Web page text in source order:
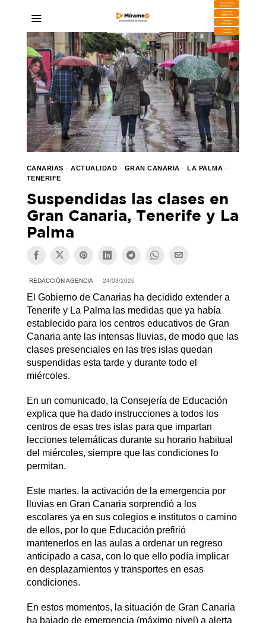
DESCARGA
MIRAPLAY
Buzón de
Sugerencias
Contratar
Publicidad
Contacto
Comercial
CANARIAS · ACTUALIDAD · GRAN CANARIA · LA PALMA ·
TENERIFE
Suspendidas las clases en
Gran Canaria, Tenerife y La
Palma
REDACCIÓN AGENCIA 24/03/2026
El Gobierno de Canarias ha decidido extender a
Tenerife y La Palma las medidas que ya había
establecido para los centros educativos de Gran
Canaria ante las intensas lluvias, de modo que las
clases presenciales en las tres islas quedan
suspendidas esta tarde y durante todo el
miércoles.
En un comunicado, la Consejería de Educación
explica que ha dado instrucciones a todos los
centros de esas tres islas para que impartan
lecciones telemáticas durante su horario habitual
del miércoles, siempre que las condiciones lo
permitan.
Este martes, la activación de la emergencia por
lluvias en Gran Canaria sorprendió a los
escolares ya en sus colegios e institutos o camino
de ellos, por lo que Educación prefirió
mantenerlos en las aulas a ordenar un regreso
anticipado a casa, con lo que ello podía implicar
en desplazamientos y transportes en esas
condiciones.
En estos momentos, la situación de Gran Canaria
ha bajado de emergencia (máximo nivel) a alerta